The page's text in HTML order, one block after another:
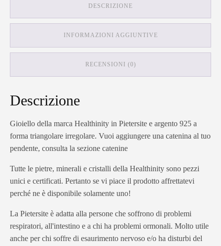
DESCRIZIONE
INFORMAZIONI AGGIUNTIVE
RECENSIONI (0)
Descrizione
Gioiello della marca Healthinity in Pietersite e argento 925 a
forma triangolare irregolare. Vuoi aggiungere una catenina al tuo
pendente, consulta la sezione catenine
Tutte le pietre, minerali e cristalli della Healthinity sono pezzi
unici e certificati. Pertanto se vi piace il prodotto affrettatevi
perché ne è disponibile solamente uno!
La Pietersite è adatta alla persone che soffrono di problemi
respiratori, all'intestino e a chi ha problemi ormonali. Molto utile
anche per chi soffre di esaurimento nervoso e/o ha disturbi del